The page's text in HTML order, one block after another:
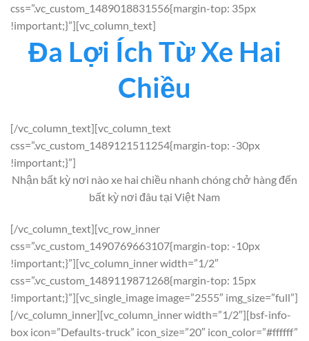
css=”.vc_custom_1489018831556{margin-top: 35px
!important;}”][vc_column_text]
Đa Lợi Ích Từ Xe Hai
Chiều
[/vc_column_text][vc_column_text
css=”.vc_custom_1489121511254{margin-top: -30px
!important;}”]
Nhận bất kỳ nơi nào xe hai chiều nhanh chóng chở hàng đến
bất kỳ nơi đâu tại Việt Nam
[/vc_column_text][vc_row_inner
css=”.vc_custom_1490769663107{margin-top: -10px
!important;}”][vc_column_inner width=”1/2″
css=”.vc_custom_1489119871268{margin-top: 15px
!important;}”][vc_single_image image=”2555″ img_size=”full”]
[/vc_column_inner][vc_column_inner width=”1/2″][bsf-info-
box icon=”Defaults-truck” icon_size=”20″ icon_color=”#ffffff”